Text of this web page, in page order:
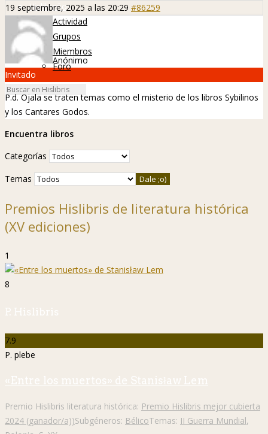
Hislibreños
Actividad
Grupos
Miembros
Foro
19 septiembre, 2025 a las 20:29 #86259
Anónimo
Invitado
P.d. Ojala se traten temas como el misterio de los libros Sybilinos
y los Cantares Godos.
Encuentra libros
Categorías
Temas
Premios Hislibris de literatura histórica
(XV ediciones)
1
8
P. Hislibris
7.9
P. plebe
«Entre los muertos» de Stanisław Lem
Premio Hislibris literatura histórica: Premio Hislibris mejor cubierta
2024 (ganador/a))Subgéneros: BélicoTemas: II Guerra Mundial,